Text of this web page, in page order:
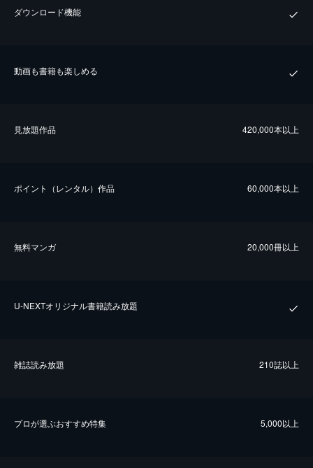
ダウンロード機能
動画も書籍も楽しめる
⾒放題作品 420,000本以上
ポイント（レンタル）作品 60,000本以上
無料マンガ 20,000冊以上
U-NEXTオリジナル書籍読み放題
雑誌読み放題 210誌以上
プロが選ぶおすすめ特集 5,000以上